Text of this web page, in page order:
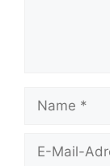
Name